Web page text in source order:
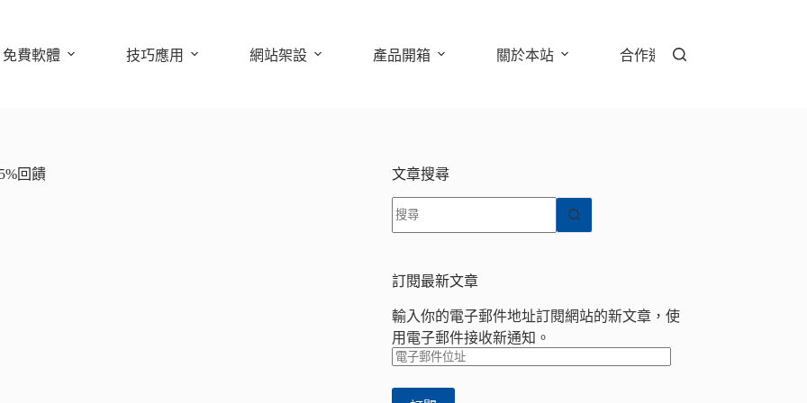
免費軟體 技巧應用 網站架設 產品開箱 關於本站 合作邀約
回饋 文章搜尋
找
不
符
條
件
的
訂閱最新文章
輸入你的電子郵件地址訂閱網站的新文章，使
用電子郵件接收新通知。
電
郵